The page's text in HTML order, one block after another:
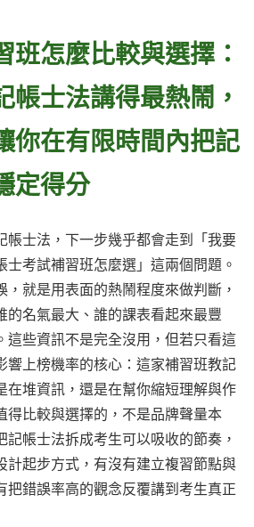
班怎麼比較與選擇：
帳士法講得最熱鬧，
你在有限時間內把記
定得分
帳士法，下一步幾乎都會走到「我要
士考試補習班怎麼選」這兩個問題。
就是用表面的熱鬧程度來做判斷，
的名氣最大、誰的課表看起來最豐
這些資訊不是完全沒用，但若只看這
響上榜機率的核心：這家補習班教記
在堆資訊，還是在幫你縮短理解與作
得比較與選擇的，不是品牌聲量本
帳士法拆成考生可以吸收的節奏，
計起步方式，有沒有建立複習節點與
把錯誤率高的觀念反覆講到考生真正